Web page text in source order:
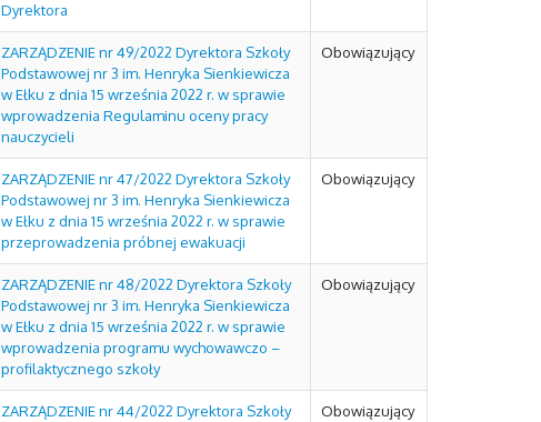
Dyrektora
ZARZĄDZENIE nr 49/2022 Dyrektora Szkoły
Podstawowej nr 3 im. Henryka Sienkiewicza
w Ełku z dnia 15 września 2022 r. w sprawie
wprowadzenia Regulaminu oceny pracy
nauczycieli
Obowiązujący
ZARZĄDZENIE nr 47/2022 Dyrektora Szkoły
Podstawowej nr 3 im. Henryka Sienkiewicza
w Ełku z dnia 15 września 2022 r. w sprawie
przeprowadzenia próbnej ewakuacji
Obowiązujący
ZARZĄDZENIE nr 48/2022 Dyrektora Szkoły
Podstawowej nr 3 im. Henryka Sienkiewicza
w Ełku z dnia 15 września 2022 r. w sprawie
wprowadzenia programu wychowawczo –
profilaktycznego szkoły
Obowiązujący
ZARZĄDZENIE nr 44/2022 Dyrektora Szkoły
Obowiązujący